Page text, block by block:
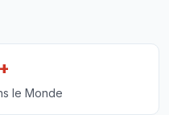
+
le Monde